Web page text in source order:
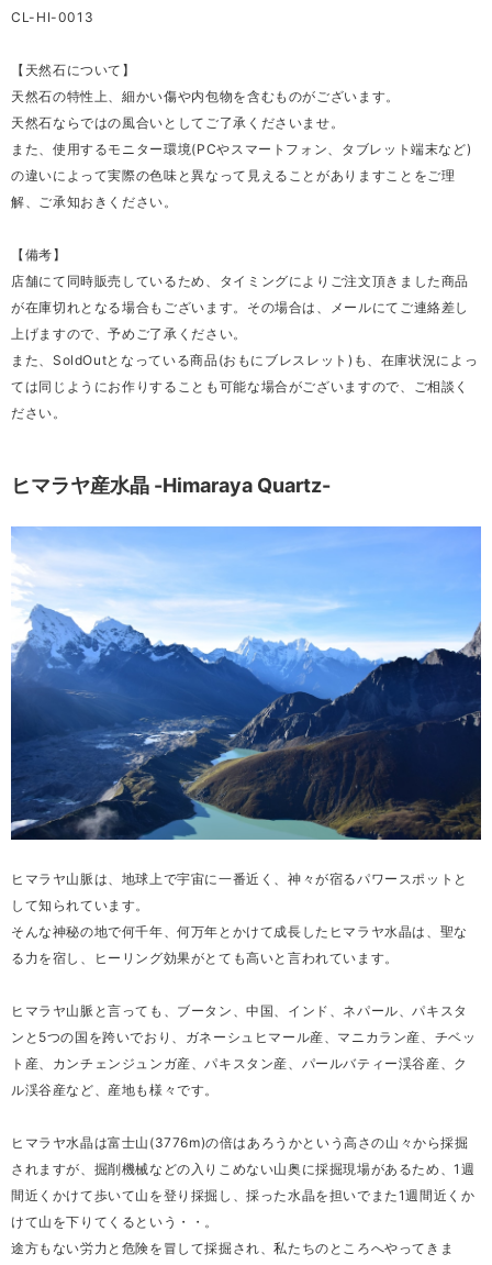
CL-HI-0013
【天然石について】
天然石の特性上、細かい傷や内包物を含むものがございます。
天然石ならではの風合いとしてご了承くださいませ。
また、使用するモニター環境(PCやスマートフォン、タブレット端末など)
の違いによって実際の色味と異なって見えることがありますことをご理
解、ご承知おきください。
【備考】
店舗にて同時販売しているため、タイミングによりご注文頂きました商品
が在庫切れとなる場合もございます。その場合は、メールにてご連絡差し
上げますので、予めご了承ください。
また、SoldOutとなっている商品(おもにブレスレット)も、在庫状況によっ
ては同じようにお作りすることも可能な場合がございますので、ご相談く
ださい。
ヒマラヤ産水晶 -Himaraya Quartz-
ヒマラヤ山脈は、地球上で宇宙に一番近く、神々が宿るパワースポットと
して知られています。
そんな神秘の地で何千年、何万年とかけて成長したヒマラヤ水晶は、聖な
る力を宿し、ヒーリング効果がとても高いと言われています。
ヒマラヤ山脈と言っても、ブータン、中国、インド、ネパール、パキスタ
ンと5つの国を跨いでおり、ガネーシュヒマール産、マニカラン産、チベッ
ト産、カンチェンジュンガ産、パキスタン産、パールバティー渓谷産、ク
ル渓谷産など、産地も様々です。
ヒマラヤ水晶は富士山(3776m)の倍はあろうかという高さの山々から採掘
されますが、掘削機械などの入りこめない山奥に採掘現場があるため、1週
間近くかけて歩いて山を登り採掘し、採った水晶を担いでまた1週間近くか
けて山を下りてくるという・・。
途方もない労力と危険を冒して採掘され、私たちのところへやってきま